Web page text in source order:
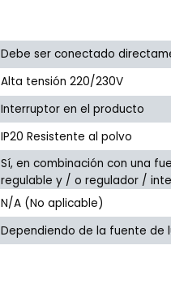
Debe ser conectado
Alta tensión 220/230V
Interruptor en el producto
IP20 Resistente al polvo
Sí, en combinación con una
regulable y / o regulador /
N/A (No aplicable)
Dependiendo de la fuente de